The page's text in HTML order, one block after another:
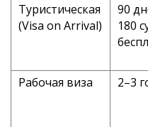
Туристическая
(Visa on Arrival)
90
180
Рабочая виза
2–3